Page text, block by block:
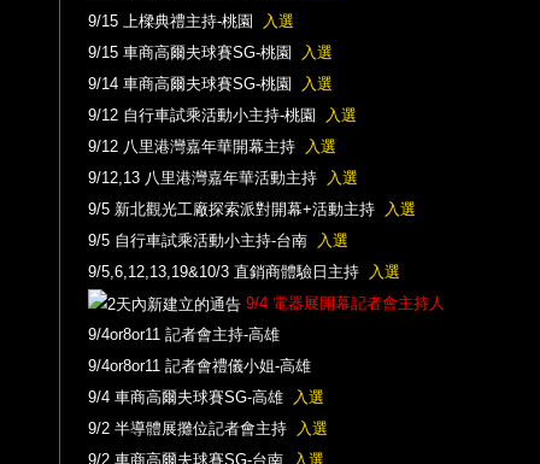
9/15 上樑典禮主持-桃園
入選
9/15 車商高爾夫球賽SG-桃園
入選
9/14 車商高爾夫球賽SG-桃園
入選
9/12 自行車試乘活動小主持-桃園
入選
9/12 八里港灣嘉年華開幕主持
入選
9/12,13 八里港灣嘉年華活動主持
入選
9/5 新北觀光工廠探索派對開幕+活動主持
入選
9/5 自行車試乘活動小主持-台南
入選
9/5,6,12,13,19&10/3 直銷商體驗日主持
入選
9/4 電器展開幕記者會主持人
9/4or8or11 記者會主持-高雄
9/4or8or11 記者會禮儀小姐-高雄
9/4 車商高爾夫球賽SG-高雄
入選
9/2 半導體展攤位記者會主持
入選
9/2 車商高爾夫球賽SG-台南
入選